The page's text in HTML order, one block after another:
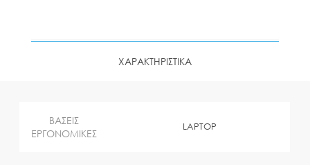
ΧΑΡΑΚΤΗΡΙΣΤΙΚΑ
ΒΑΣΕΙΣ
ΕΡΓΟΝΟΜΙΚΕΣ
LAPTOP